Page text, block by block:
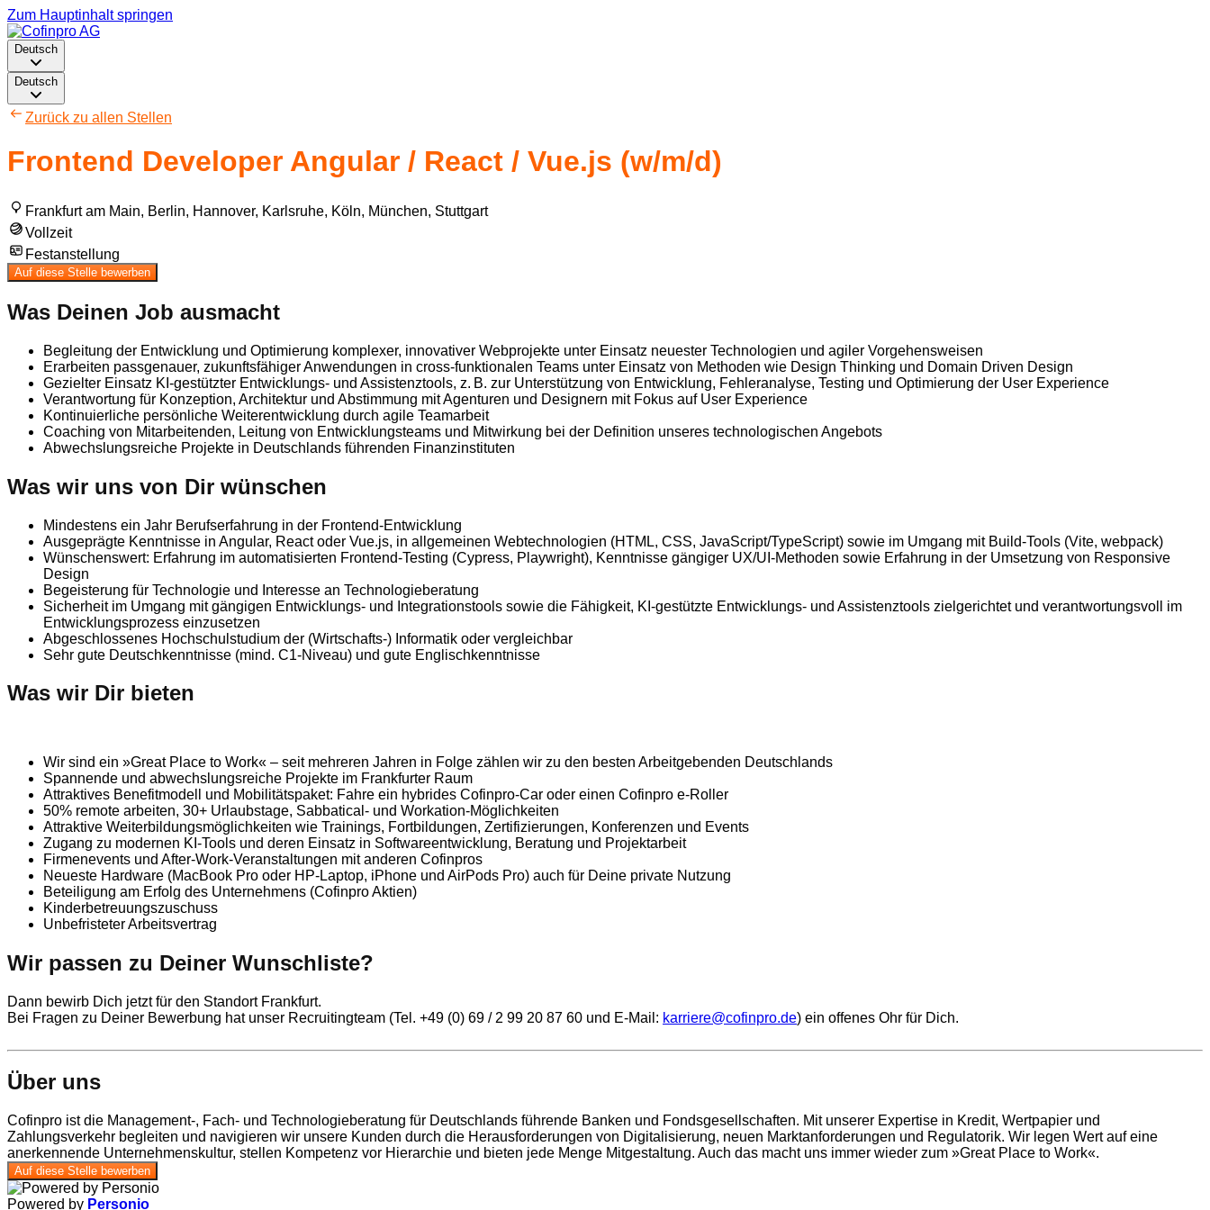
Zum Hauptinhalt springen
Deutsch
Deutsch
Zurück zu allen Stellen
Frontend Developer Angular / React / Vue.js (w/m/d)
Frankfurt am Main, Berlin, Hannover, Karlsruhe, Köln, München, Stuttgart
Vollzeit
Festanstellung
Auf diese Stelle bewerben
Was Deinen Job ausmacht
Begleitung der Entwicklung und Optimierung komplexer, innovativer Webprojekte unter Einsatz neuester Technologien und agiler Vorgehensweisen
Erarbeiten passgenauer, zukunftsfähiger Anwendungen in cross-funktionalen Teams unter Einsatz von Methoden wie Design Thinking und Domain Driven Design
Gezielter Einsatz KI-gestützter Entwicklungs- und Assistenztools, z. B. zur Unterstützung von Entwicklung, Fehleranalyse, Testing und Optimierung der User Experience
Verantwortung für Konzeption, Architektur und Abstimmung mit Agenturen und Designern mit Fokus auf User Experience
Kontinuierliche persönliche Weiterentwicklung durch agile Teamarbeit
Coaching von Mitarbeitenden, Leitung von Entwicklungsteams und Mitwirkung bei der Definition unseres technologischen Angebots
Abwechslungsreiche Projekte in Deutschlands führenden Finanzinstituten
Was wir uns von Dir wünschen
Mindestens ein Jahr Berufserfahrung in der Frontend-Entwicklung
Ausgeprägte Kenntnisse in Angular, React oder Vue.js, in allgemeinen Webtechnologien (HTML, CSS, JavaScript/TypeScript) sowie im Umgang mit Build-Tools (Vite, webpack)
Wünschenswert: Erfahrung im automatisierten Frontend-Testing (Cypress, Playwright), Kenntnisse gängiger UX/UI-Methoden sowie Erfahrung in der Umsetzung von Responsive
Design
Begeisterung für Technologie und Interesse an Technologieberatung
Sicherheit im Umgang mit gängigen Entwicklungs- und Integrationstools sowie die Fähigkeit, KI-gestützte Entwicklungs- und Assistenztools zielgerichtet und verantwortungsvoll im
Entwicklungsprozess einzusetzen
Abgeschlossenes Hochschulstudium der (Wirtschafts-) Informatik oder vergleichbar
Sehr gute Deutschkenntnisse (mind. C1-Niveau) und gute Englischkenntnisse
Was wir Dir bieten
Wir sind ein »Great Place to Work« – seit mehreren Jahren in Folge zählen wir zu den besten Arbeitgebenden Deutschlands
Spannende und abwechslungsreiche Projekte im Frankfurter Raum
Attraktives Benefitmodell und Mobilitätspaket: Fahre ein hybrides Cofinpro-Car oder einen Cofinpro e-Roller
50% remote arbeiten, 30+ Urlaubstage, Sabbatical- und Workation-Möglichkeiten
Attraktive Weiterbildungsmöglichkeiten wie Trainings, Fortbildungen, Zertifizierungen, Konferenzen und Events
Zugang zu modernen KI-Tools und deren Einsatz in Softwareentwicklung, Beratung und Projektarbeit
Firmenevents und After-Work-Veranstaltungen mit anderen Cofinpros
Neueste Hardware (MacBook Pro oder HP-Laptop, iPhone und AirPods Pro) auch für Deine private Nutzung
Beteiligung am Erfolg des Unternehmens (Cofinpro Aktien)
Kinderbetreuungszuschuss
Unbefristeter Arbeitsvertrag
Wir passen zu Deiner Wunschliste?
Dann bewirb Dich jetzt für den Standort Frankfurt.
Bei Fragen zu Deiner Bewerbung hat unser Recruitingteam (Tel. +49 (0) 69 / 2 99 20 87 60 und E-Mail: karriere@cofinpro.de) ein offenes Ohr für Dich.
Über uns
Cofinpro ist die Management-, Fach- und Technologieberatung für Deutschlands führende Banken und Fondsgesellschaften. Mit unserer Expertise in Kredit, Wertpapier und
Zahlungsverkehr begleiten und navigieren wir unsere Kunden durch die Herausforderungen von Digitalisierung, neuen Marktanforderungen und Regulatorik. Wir legen Wert auf eine
anerkennende Unternehmenskultur, stellen Kompetenz vor Hierarchie und bieten jede Menge Mitgestaltung. Auch das macht uns immer wieder zum »Great Place to Work«.
Auf diese Stelle bewerben
Powered by Personio